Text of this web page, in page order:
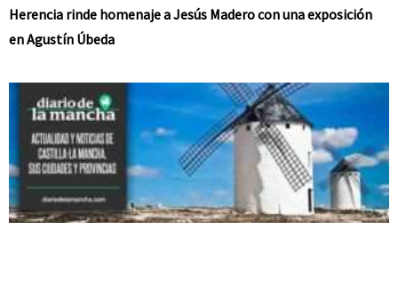
Herencia rinde homenaje a Jesús Madero con una exposición
en Agustín Úbeda